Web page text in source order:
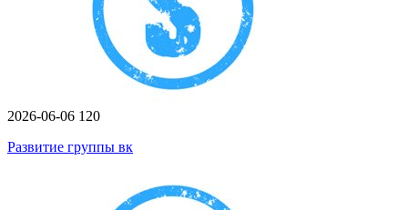
2026-06-06 120
Развитие группы вк